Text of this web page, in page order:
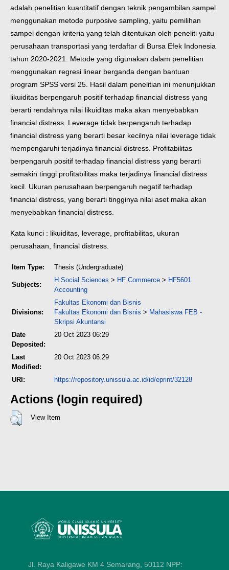
adalah penelitian kuantitatif dengan teknik pengambilan sampel
menggunakan metode purposive sampling, yaitu pemilihan
sampel dengan kriteria yang telah ditentukan oleh peneliti yaitu
perusahaan transportasi yang terdaftar di Bursa Efek Indonesia
tahun 2020-2021. Metode yang digunakan dalam penelitian
menggunakan regresi linear berganda dengan bantuan
program SPSS versi 25. Hasil dalam penelitian ini menunjukkan
likuiditas berpengaruh positif terhadap financial distress yang
berarti rendahnya nilai likuiditas maka akan menyebabkan
financial distress. Leverage tidak berpengaruh terhadap
financial distress yang berarti besar kecilnya nilai leverage tidak
mempengaruhi terjadinya financial distress. Profitabilitas
berpengaruh positif terhadap financial distress yang berarti
semakin tinggi profitabilitas maka terjadinya financial distress
kecil. Ukuran perusahaan berpengaruh negatif terhadap
financial distress, yang berarti tingginya nilai aset maka akan
menyebabkan financial distress.
Kata kunci : likuiditas, leverage, profitabilitas, ukuran
perusahaan, financial distress.
Item Type: Thesis (Undergraduate)
Subjects:
H Social Sciences > HF Commerce > HF5601
Accounting
Divisions:
Fakultas Ekonomi dan Bisnis
Fakultas Ekonomi dan Bisnis > Mahasiswa FEB -
Skripsi Akuntansi
Date
Deposited:
20 Oct 2023 06:29
Last
Modified:
20 Oct 2023 06:29
URI: https://repository.unissula.ac.id/id/eprint/32128
Actions (login required)
View Item
Jl. Raya Kaligawe KM 4 Semarang, 50112 NPP: